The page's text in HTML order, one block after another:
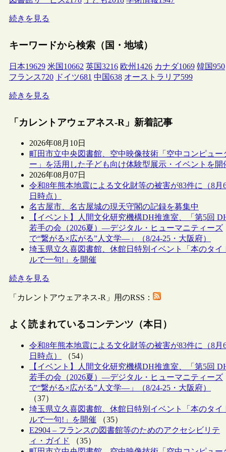
続きを見る
キーワードから検索（国・地域）
日本19629 米国 10662 英国3216 欧州 1426 カナダ1069 韓国950
フランス720 ドイツ681 中国638 オーストラリア599
続きを見る
「カレントアウェアネス-R」新着記事
2026年08月10日
町田市立中央図書館、空中映像技術「空中コンピュー
ー」を活用した子ども向け体験型展示・イベントを開
2026年08月07日
令和8年熊本地震による文化財等の被害が83件に（8月
日時点）
名古屋市、名古屋城の現天守閣の記録を募集中
【イベント】人間文化研究機構DH推進室、「第5回
若手の会（2026夏）―デジタル・ヒューマニティーズ
で“繋がる×広がる”人文学―」（8/24-25・大阪府）
埼玉県立久喜図書館、休館日特別イベント「本のタイ
ルで一句!」を開催
続きを見る
「カレントアウェアネス-R」用のRSS：
よく読まれているコンテンツ（本日）
令和8年熊本地震による文化財等の被害が83件に（8月
日時点）
（54）
【イベント】人間文化研究機構DH推進室、「第5回
若手の会（2026夏）―デジタル・ヒューマニティーズ
で“繋がる×広がる”人文学―」（8/24-25・大阪府）
（37）
埼玉県立久喜図書館、休館日特別イベント「本のタイ
ルで一句!」を開催 （35）
E2904 – フランスの図書館等のためのアクセシビリテ
ィ・ガイド
（35）